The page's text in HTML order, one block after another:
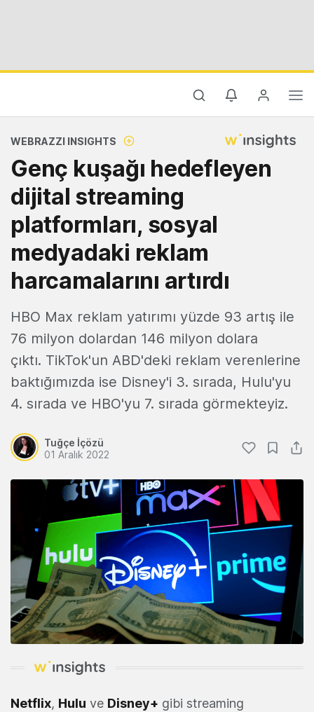
WEBRAZZI INSIGHTS
Genç kuşağı hedefleyen
dijital streaming
platformları, sosyal
medyadaki reklam
harcamalarını artırdı
HBO Max reklam yatırımı yüzde 93 artış ile
76 milyon dolardan 146 milyon dolara
çıktı. TikTok'un ABD'deki reklam verenlerine
baktığımızda ise Disney'i 3. sırada, Hulu'yu
4. sırada ve HBO'yu 7. sırada görmekteyiz.
Tuğçe İçözü
01 Aralık 2022
Netflix, Hulu ve Disney+ gibi streaming